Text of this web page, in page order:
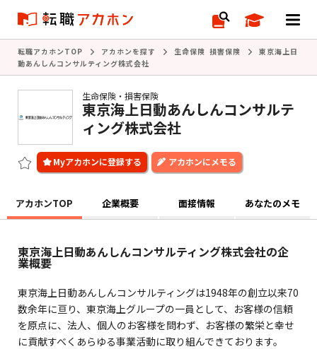
転職アカホンTOP アカホンを探す 生命保険 損害保険
東京海上日
動あんしんコンサルティング株式会社
生命保険・損害保険
東京海上日動あんしんコンサルテ
ィング株式会社
アカホンにメモる
アカホンTOP 企業概要 面接情報 あなたのメモ
東京海上日動あんしんコンサルティング株式会社の企
業概要
東京海上日動あんしんコンサルティングは1948年の創立以来70
数余年に亘り、東京海上グループの一員として、お客様の信頼
を原点に、法人、個人のお客様を問わず、お客様の繁栄と幸せ
に貢献すべくあらゆる事業活動に取り組んできております。